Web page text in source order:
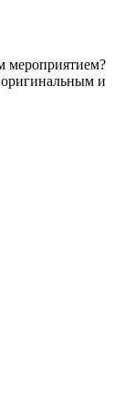
мероприятием?
оригинальным и